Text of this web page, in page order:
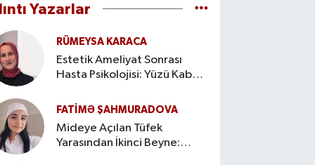
Yazarlar
RÜMEYSA KARACA
Estetik Ameliyat Sonrası
Hasta Psikolojisi: Yüzü Kabul
FATIMƏ ŞAHMURADOVA
Mideye Açılan Tüfek
Yarasından İkinci Beyne: